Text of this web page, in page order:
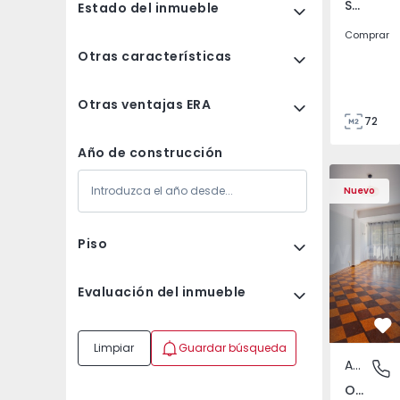
Estado del inmueble
Otras características
Otras ventajas ERA
Año de construcción
Piso
Evaluación del inmueble
Limpiar Guardar búsqueda
São Tomé do Castelo e Justes, Vila Real
Comprar
72
Nuevo
Apartamento T5
Olivais,
Apartamento
Olivais, Lisboa